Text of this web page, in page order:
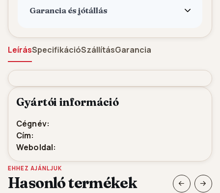
Garancia és jótállás
LeírásSpecifikációSzállításGarancia
Gyártói információ
Cégnév:
Cím:
Weboldal:
EHHEZ AJÁNLJUK
Hasonló termékek